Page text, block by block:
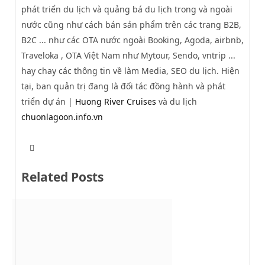
phát triển du lịch và quảng bá du lịch trong và ngoài
nước cũng như cách bán sản phẩm trên các trang B2B,
B2C ... như các OTA nước ngoài Booking, Agoda, airbnb,
Traveloka , OTA Việt Nam như Mytour, Sendo, vntrip ...
hay chay các thông tin về làm Media, SEO du lịch. Hiện
tại, ban quản trị đang là đối tác đồng hành và phát
triển dự án | Huong River Cruises và du lịch
chuonlagoon.info.vn
t
Related Posts